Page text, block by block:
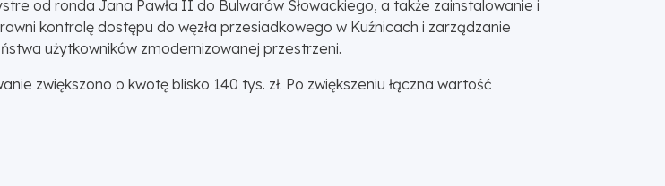
od ronda Jana Pawła II do Bulwarów Słowackiego, a także zainstalowanie i
kontrolę dostępu do węzła przesiadkowego w Kuźnicach i zarządzanie
użytkowników zmodernizowanej przestrzeni.
zwiększono o kwotę blisko 140 tys. zł. Po zwiększeniu łączna wartość